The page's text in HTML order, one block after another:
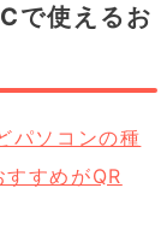
で使えるお
ソコンの種
すめがQR